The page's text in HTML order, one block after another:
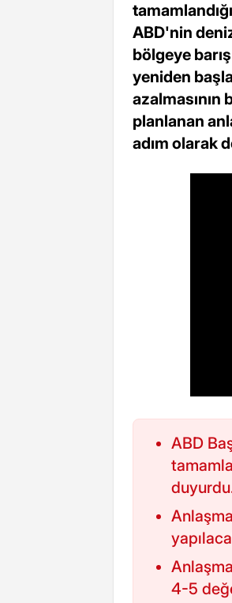
ABD'nin deniz
bölgeye
yeniden
azalmasının
planlanan
adım olarak
ABD
4-5